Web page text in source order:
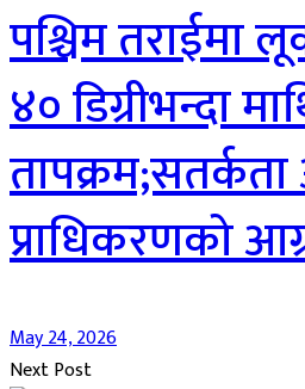
पश्चिम तराईमा
४० डिग्रीभन्दा
प्राधिकरणको
May 24, 2026
Next Post